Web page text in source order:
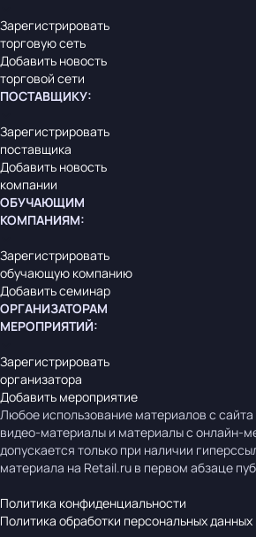
Зарегистрировать
торговую сеть
Добавить новость
торговой сети
ПОСТАВЩИКУ:
Зарегистрировать
поставщика
Добавить новость
компании
ОБУЧАЮЩИМ
КОМПАНИЯМ:
Зарегистрировать
обучающую компанию
Добавить семинар
ОРГАНИЗАТОРАМ
МЕРОПРИЯТИЙ:
Зарегистрировать
организатора
Добавить мероприятие
Любое использование материалов с
видео-материалы и материалы с онлайн-
допускается только при наличии
материала на Retail.ru в первом абзаце
Политика конфиденциальности
Политика обработки персональных данных